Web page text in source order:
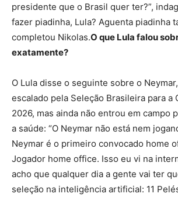
presidente que o Brasil quer ter?”,
fazer piadinha, Lula? Aguenta piadinha
completou Nikolas.O que Lula falou
exatamente?
O Lula disse o seguinte sobre o
escalado pela Seleção Brasileira para a
2026, mas ainda não entrou em campo
a saúde: “O Neymar não está nem
Neymar é o primeiro convocado home
Jogador home office. Isso eu vi na
acho que qualquer dia a gente vai ter
seleção na inteligência artificial: 11